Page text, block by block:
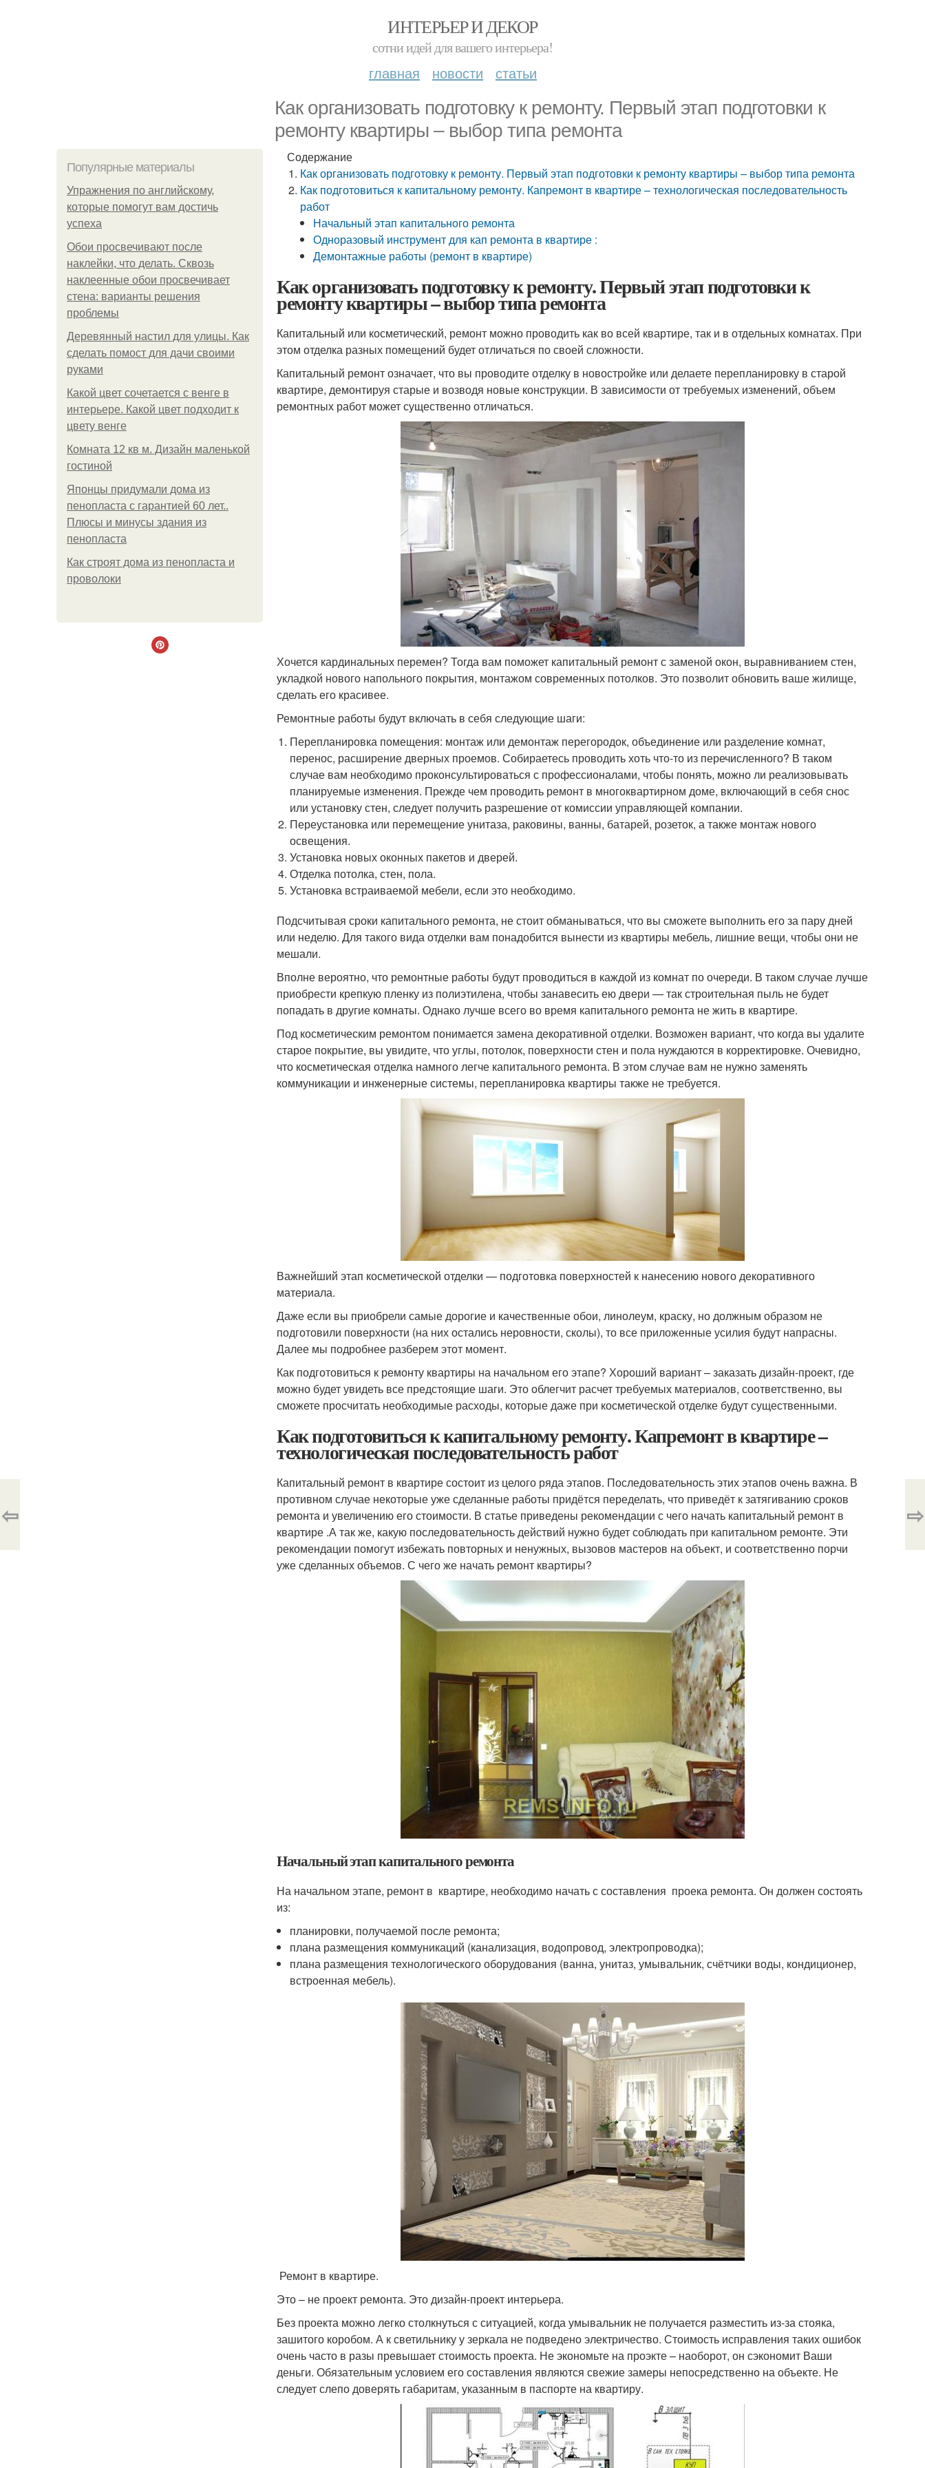
ИНТЕРЬЕР И ДЕКОР
сотни идей для вашего интерьера!
главная новости статьи
Как организовать подготовку к ремонту. Первый этап подготовки к
ремонту квартиры – выбор типа ремонта
Популярные материалы
Упражнения по английскому,
которые помогут вам достичь
успеха
Обои просвечивают после
наклейки, что делать. Сквозь
наклеенные обои просвечивает
стена: варианты решения
проблемы
Деревянный настил для улицы. Как
сделать помост для дачи своими
руками
Какой цвет сочетается с венге в
интерьере. Какой цвет подходит к
цвету венге
Комната 12 кв м. Дизайн маленькой
гостиной
Японцы придумали дома из
пенопласта с гарантией 60 лет..
Плюсы и минусы здания из
пенопласта
Как строят дома из пенопласта и
проволоки
Содержание
Как организовать подготовку к ремонту. Первый этап подготовки к ремонту квартиры – выбор типа ремонта
Как подготовиться к капитальному ремонту. Капремонт в квартире – технологическая последовательность
работ
Начальный этап капитального ремонта
Одноразовый инструмент для кап ремонта в квартире :
Демонтажные работы (ремонт в квартире)
Как организовать подготовку к ремонту. Первый этап подготовки к
ремонту квартиры – выбор типа ремонта
Капитальный или косметический, ремонт можно проводить как во всей квартире, так и в отдельных комнатах. При
этом отделка разных помещений будет отличаться по своей сложности.
Капитальный ремонт означает, что вы проводите отделку в новостройке или делаете перепланировку в старой
квартире, демонтируя старые и возводя новые конструкции. В зависимости от требуемых изменений, объем
ремонтных работ может существенно отличаться.
Хочется кардинальных перемен? Тогда вам поможет капитальный ремонт с заменой окон, выравниванием стен,
укладкой нового напольного покрытия, монтажом современных потолков. Это позволит обновить ваше жилище,
сделать его красивее.
Ремонтные работы будут включать в себя следующие шаги:
Перепланировка помещения: монтаж или демонтаж перегородок, объединение или разделение комнат,
перенос, расширение дверных проемов. Собираетесь проводить хоть что-то из перечисленного? В таком
случае вам необходимо проконсультироваться с профессионалами, чтобы понять, можно ли реализовывать
планируемые изменения. Прежде чем проводить ремонт в многоквартирном доме, включающий в себя снос
или установку стен, следует получить разрешение от комиссии управляющей компании.
Переустановка или перемещение унитаза, раковины, ванны, батарей, розеток, а также монтаж нового
освещения.
Установка новых оконных пакетов и дверей.
Отделка потолка, стен, пола.
Установка встраиваемой мебели, если это необходимо.
Подсчитывая сроки капитального ремонта, не стоит обманываться, что вы сможете выполнить его за пару дней
или неделю. Для такого вида отделки вам понадобится вынести из квартиры мебель, лишние вещи, чтобы они не
мешали.
Вполне вероятно, что ремонтные работы будут проводиться в каждой из комнат по очереди. В таком случае лучше
приобрести крепкую пленку из полиэтилена, чтобы занавесить ею двери — так строительная пыль не будет
попадать в другие комнаты. Однако лучше всего во время капитального ремонта не жить в квартире.
Под косметическим ремонтом понимается замена декоративной отделки. Возможен вариант, что когда вы удалите
старое покрытие, вы увидите, что углы, потолок, поверхности стен и пола нуждаются в корректировке. Очевидно,
что косметическая отделка намного легче капитального ремонта. В этом случае вам не нужно заменять
коммуникации и инженерные системы, перепланировка квартиры также не требуется.
Важнейший этап косметической отделки — подготовка поверхностей к нанесению нового декоративного
материала.
Даже если вы приобрели самые дорогие и качественные обои, линолеум, краску, но должным образом не
подготовили поверхности (на них остались неровности, сколы), то все приложенные усилия будут напрасны.
Далее мы подробнее разберем этот момент.
Как подготовиться к ремонту квартиры на начальном его этапе? Хороший вариант – заказать дизайн-проект, где
можно будет увидеть все предстоящие шаги. Это облегчит расчет требуемых материалов, соответственно, вы
сможете просчитать необходимые расходы, которые даже при косметической отделке будут существенными.
Как подготовиться к капитальному ремонту. Капремонт в квартире –
технологическая последовательность работ
Капитальный ремонт в квартире состоит из целого ряда этапов. Последовательность этих этапов очень важна. В
противном случае некоторые уже сделанные работы придётся переделать, что приведёт к затягиванию сроков
ремонта и увеличению его стоимости. В статье приведены рекомендации с чего начать капитальный ремонт в
квартире .А так же, какую последовательность действий нужно будет соблюдать при капитальном ремонте. Эти
рекомендации помогут избежать повторных и ненужных, вызовов мастеров на объект, и соответственно порчи
уже сделанных объемов. С чего же начать ремонт квартиры?
Начальный этап капитального ремонта
На начальном этапе, ремонт в квартире, необходимо начать с составления проека ремонта. Он должен состоять
из:
планировки, получаемой после ремонта;
плана размещения коммуникаций (канализация, водопровод, электропроводка);
плана размещения технологического оборудования (ванна, унитаз, умывальник, счётчики воды, кондиционер,
встроенная мебель).
Ремонт в квартире.
Это – не проект ремонта. Это дизайн-проект интерьера.
Без проекта можно легко столкнуться с ситуацией, когда умывальник не получается разместить из-за стояка,
зашитого коробом. А к светильнику у зеркала не подведено электричество. Стоимость исправления таких ошибок
очень часто в разы превышает стоимость проекта. Не экономьте на проэкте – наоборот, он сэкономит Ваши
деньги. Обязательным условием его составления являются свежие замеры непосредственно на объекте. Не
следует слепо доверять габаритам, указанным в паспорте на квартиру.
⇦ ⇨